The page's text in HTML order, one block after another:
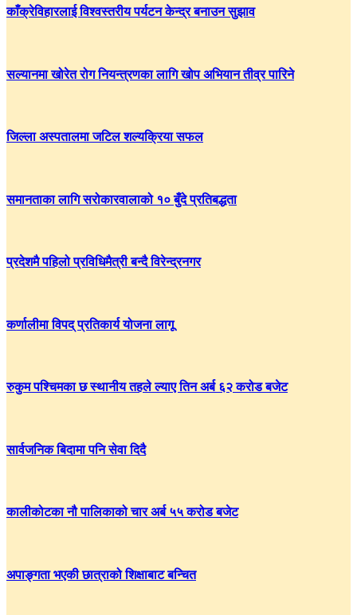
काँक्रेविहारलाई विश्वस्तरीय पर्यटन केन्द्र बनाउन सुझाव
सल्यानमा खोरेत रोग नियन्त्रणका लागि खोप अभियान तीव्र पारिने
जिल्ला अस्पतालमा जटिल शल्यक्रिया सफल
समानताका लागि सरोकारवालाको १० बुँदे प्रतिबद्धता
प्रदेशमै पहिलो प्रविधिमैत्री बन्दै विरेन्द्रनगर
कर्णालीमा विपद् प्रतिकार्य योजना लागू
रुकुम पश्चिमका छ स्थानीय तहले ल्याए तिन अर्ब ६२ करोड बजेट
सार्वजनिक बिदामा पनि सेवा दिदै
कालीकोटका नौ पालिकाको चार अर्ब ५५ करोड बजेट
अपाङ्गता भएकी छात्राको शिक्षाबाट बन्चित